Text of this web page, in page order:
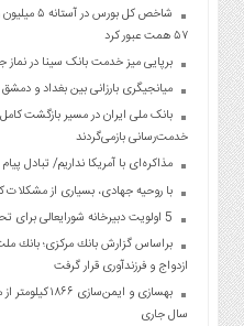
۵۷ همت عبور کرد
برپایی میز خدمت بانک سینا در نماز
میانجیگری بارزانی بین بغداد و
بانک ملی ایران در مسیر بازگشت
خدمت‌رسانی بازمی‌گردند
مذاکره‌ای با آمریکا نداریم/ تبادل
با روحیه جهادی، بسیاری از
5 اولویت دبیرخانه شورایعالی برای تحول در مناطق آزاد
براساس گزارش بانك مركزی؛ بانك
ازدواج و فرزندآوری قرار گرفت
بهسازی و
سال جاری